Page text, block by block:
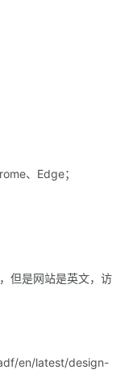
、Edge；
但是网站是英文，访
en/latest/design-